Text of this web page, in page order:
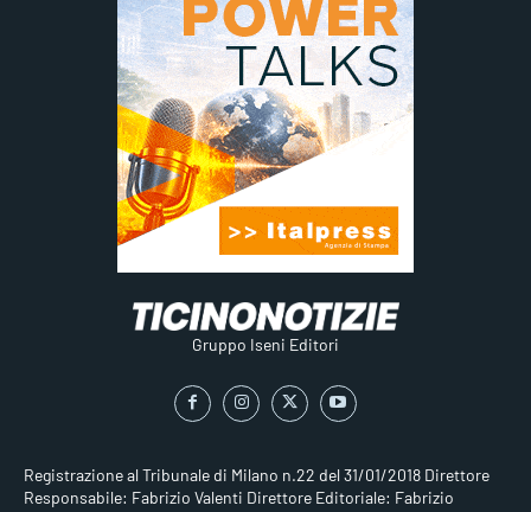
Gruppo Iseni Editori
Registrazione al Tribunale di Milano n.22 del 31/01/2018 Direttore
Responsabile: Fabrizio Valenti Direttore Editoriale: Fabrizio